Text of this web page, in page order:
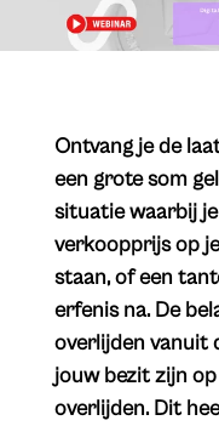
​Ontvang je de
een grote som
situatie waarbij
verkoopprijs op
staan, of een
erfenis na. De
overlijden vanuit
jouw bezit zijn
overlijden. Dit